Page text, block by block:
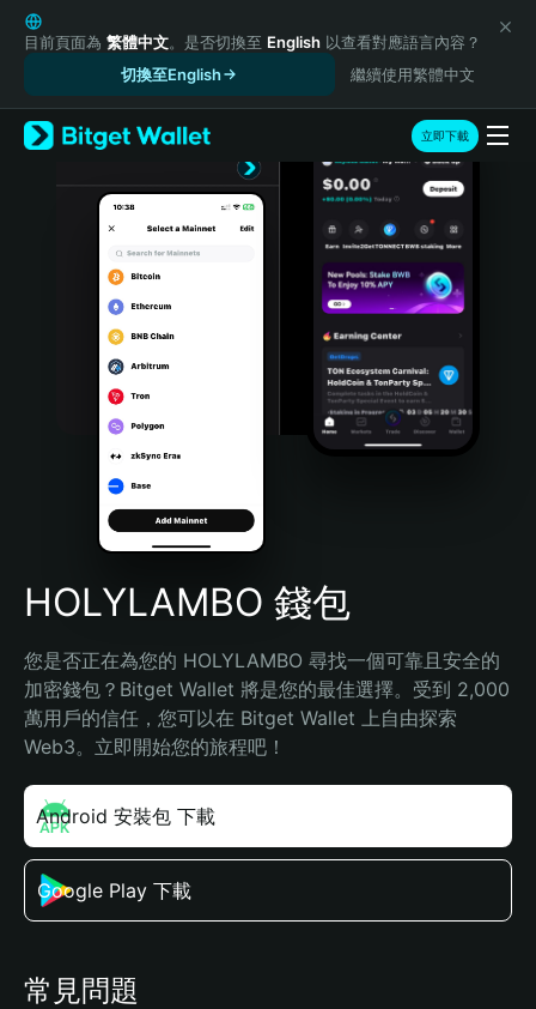
English
日本語
Русский
Español (Latinoamérica)
Türkçe
Português (Portugal)
Bahasa Indonesia
Português (Brasil)
Español (Argentina)
目前頁面為 繁體中文。是否切換至 English 以查看對應語言內容？
切換至English
繼續使用繁體中文
立即下載
HOLYLAMBO 錢包
您是否正在為您的 HOLYLAMBO 尋找一個可靠且安全的
加密錢包？Bitget Wallet 將是您的最佳選擇。受到 2,000
萬用戶的信任，您可以在 Bitget Wallet 上自由探索
Web3。立即開始您的旅程吧！
Android 安裝包 下載
Google Play 下載
常見問題